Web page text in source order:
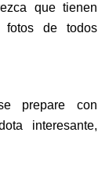
que tienen
fotos de todos
prepare con
interesante,